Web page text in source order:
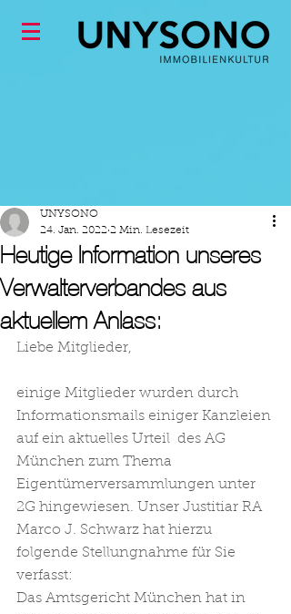
Heutige Information unseres
Verwalterverbandes aus
aktuellem Anlass:
UNYSONO
24. Jan. 2022 2 Min. Lesezeit
Liebe Mitglieder,
einige Mitglieder wurden durch
Informationsmails einiger Kanzleien
auf ein aktuelles Urteil  des AG
München zum Thema
Eigentümerversammlungen unter
2G hingewiesen. Unser Justitiar RA
Marco J. Schwarz hat hierzu
folgende Stellungnahme für Sie
verfasst:
Das Amtsgericht München hat in